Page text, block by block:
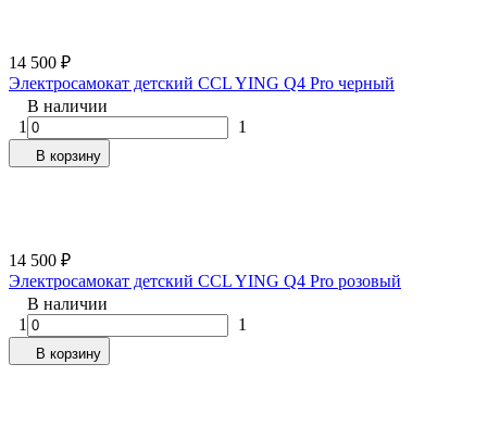
14 500 ₽
Электросамокат детский CCL YING Q4 Pro черный
В наличии
1
1
В корзину
14 500 ₽
Электросамокат детский CCL YING Q4 Pro розовый
В наличии
1
1
В корзину